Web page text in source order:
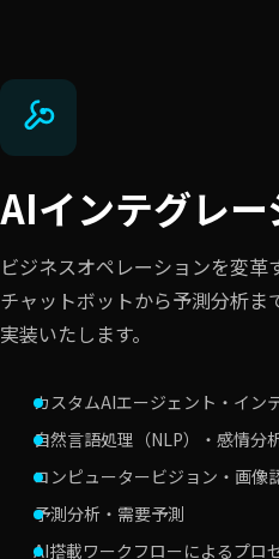
AIインテグレ
ビジネスオペレーションを変
チャットボットから予測分析
実装いたします。
カスタムAIエージェント・イン
自然言語処理（NLP）・感情分
コンピュータービジョン・画像
予測分析・需要予測
AI搭載ワークフローによるプロ